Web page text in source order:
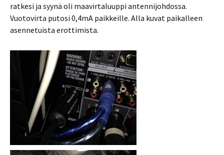
ratkesi ja syynä oli maavirtaluuppi antennijohdossa.
Vuotovirta putosi 0,4mA paikkeille. Alla kuvat paikalleen
asennetuista erottimista.